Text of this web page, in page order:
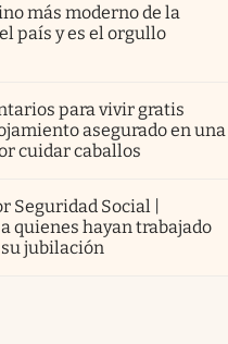
más moderno de la
país y es el orgullo
para vivir gratis
asegurado en una
cuidar caballos
Seguridad Social |
quienes hayan trabajado
jubilación